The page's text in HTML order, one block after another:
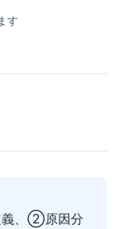
す
義、②原因分